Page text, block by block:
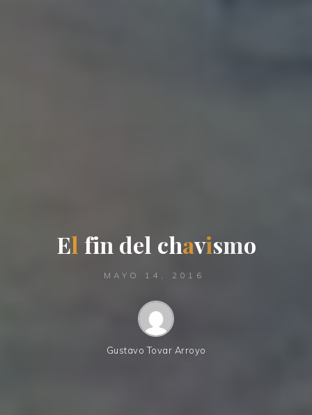
El fin del chavismo
MAYO 14, 2016
Gustavo Tovar Arroyo